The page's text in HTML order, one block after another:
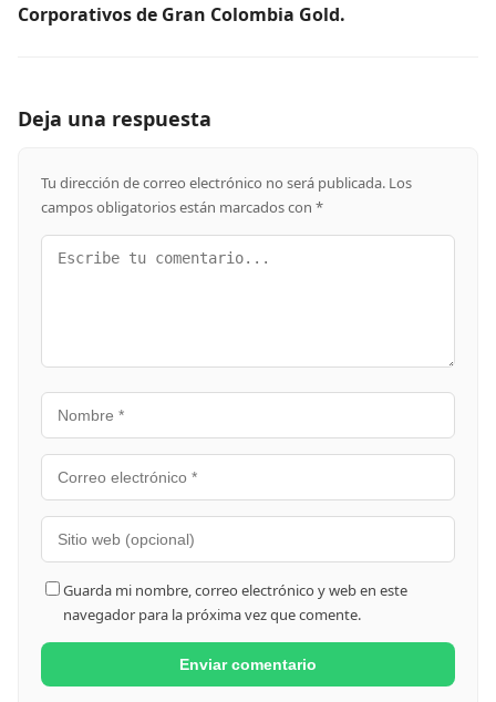
Corporativos de Gran Colombia Gold.
Deja una respuesta
Tu dirección de correo electrónico no será publicada. Los
campos obligatorios están marcados con *
Guarda mi nombre, correo electrónico y web en este
navegador para la próxima vez que comente.